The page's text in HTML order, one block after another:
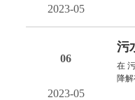
2023-05
06
2023-05
污
在
降